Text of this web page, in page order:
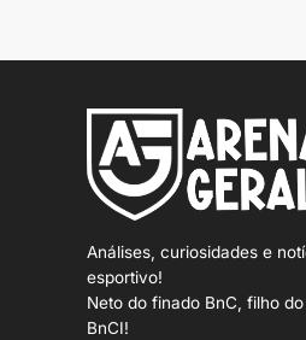
Análises, curiosidades e
esportivo!
Neto do finado BnC, filho
BnCI!